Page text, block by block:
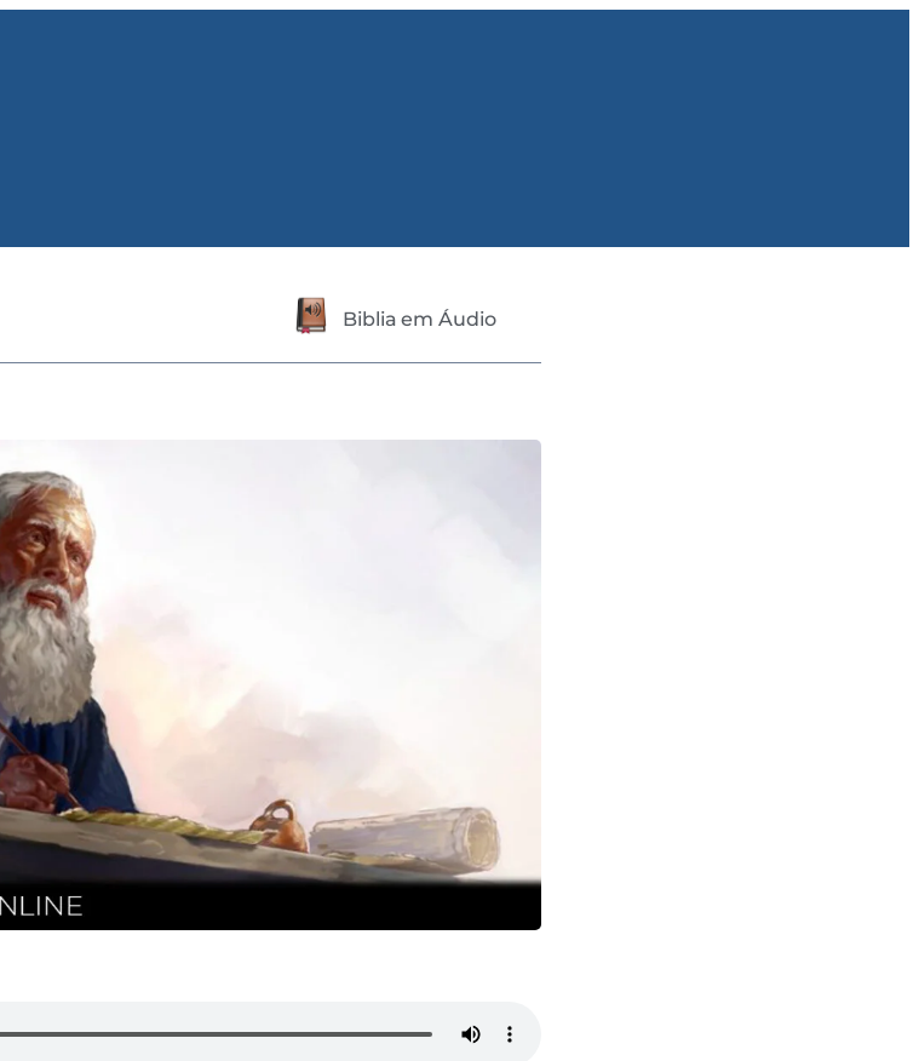
Biblia em Áudio